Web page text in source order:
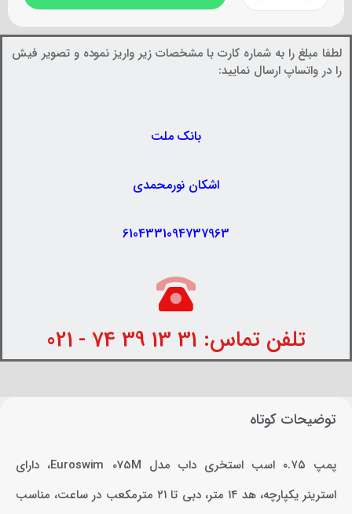
لطفا مبلغ را به شماره کارت با مشخصات زیر واریز نموده و تصویر فیش
را در واتساپ ارسال نمایید:
بانک ملت
اشکان نورمحمدی
6104331094737963
تلفن تماس: 31 13 39 74 - 021
توضیحات کوتاه
پمپ ۰.۷۵ اسب استخری داب مدل Euroswim 075M، دارای
استرینر یکپارچه، هد ۱۴ متر، دبی تا ۲۱ مترمکعب در ساعت، مناسب